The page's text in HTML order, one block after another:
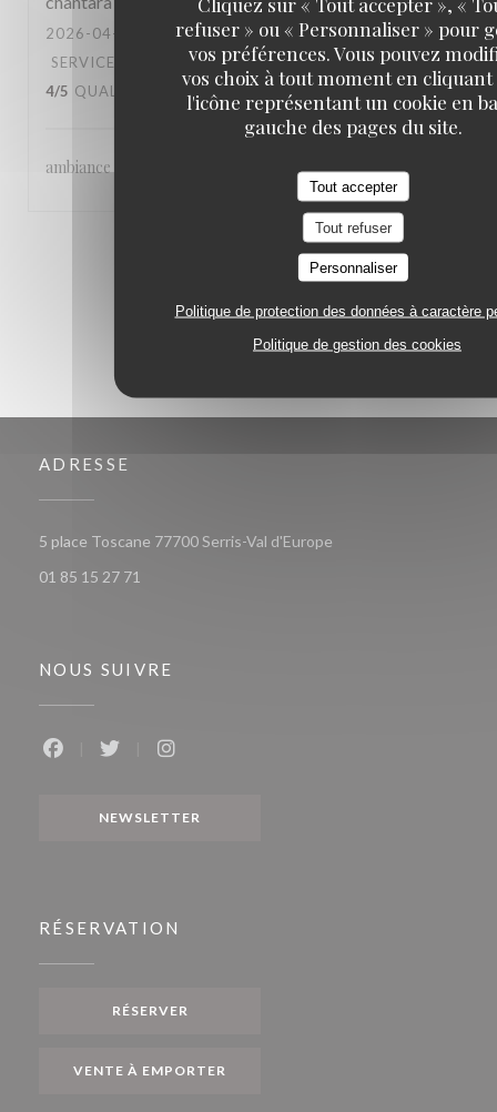
refuser » ou « Personnaliser » pour
vos préférences. Vous pouvez
vos choix à tout moment en
l'icône représentant un cookie en
gauche des pages du site.
Tout accepter
Tout refuser
Personnaliser
Politique de protection des données à caractère
Politique de gestion des cookies
2026-04-22
- 20:30 - COUVERTS 6
SERVICE
AMBIANCE: 4/5 CUISINE:
4/5 QUALITÉ / PRIX: 4/5
ambiance - accueil agréable - qualité de la cuisine
3
ADRESSE
5 place Toscane 77700 Serris-Val d'Europe
01 85 15 27 71
NOUS SUIVRE
NEWSLETTER
RÉSERVATION
RÉSERVER
VENTE À EMPORTER